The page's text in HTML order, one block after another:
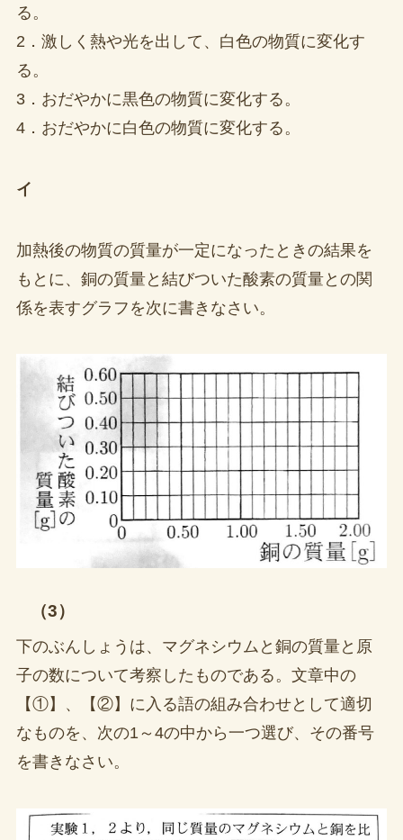
る。
2．激しく熱や光を出して、白色の物質に変化す
る。
3．おだやかに黒色の物質に変化する。
4．おだやかに白色の物質に変化する。
イ
加熱後の物質の質量が一定になったときの結果を
もとに、銅の質量と結びついた酸素の質量との関
係を表すグラフを次に書きなさい。
（3）
下のぶんしょうは、マグネシウムと銅の質量と原
子の数について考察したものである。文章中の
【①】、【②】に入る語の組み合わせとして適切
なものを、次の1～4の中から一つ選び、その番号
を書きなさい。